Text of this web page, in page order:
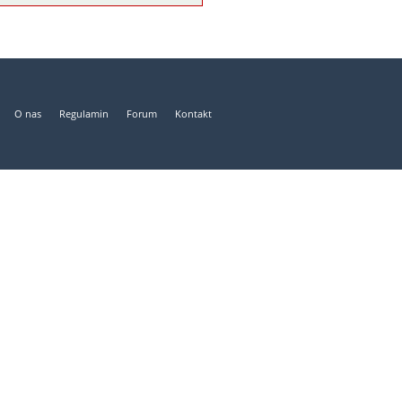
O nas Regulamin Forum Kontakt